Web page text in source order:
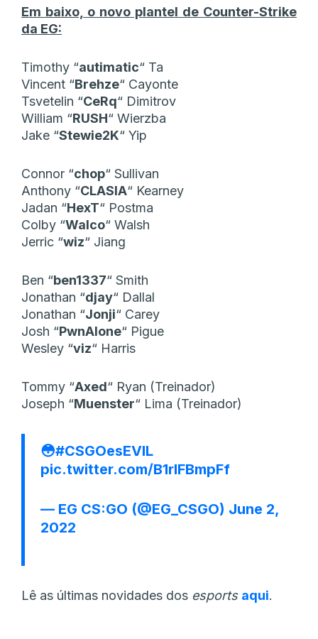
Em baixo, o novo plantel de Counter-Strike
da EG:
Timothy “⁠autimatic⁠“ Ta
Vincent “⁠Brehze⁠“ Cayonte
Tsvetelin “⁠CeRq⁠“ Dimitrov
William “⁠RUSH⁠“ Wierzba
Jake “⁠Stewie2K⁠“ Yip
Connor “⁠chop⁠“ Sullivan
Anthony “⁠CLASIA⁠“ Kearney
Jadan “⁠HexT⁠“ Postma
Colby “⁠Walco⁠“ Walsh
Jerric “⁠wiz⁠“ Jiang
Ben “⁠ben1337⁠“ Smith
Jonathan “⁠djay⁠“ Dallal
Jonathan “⁠Jonji⁠“ Carey
Josh “⁠PwnAlone⁠“ Pigue
Wesley “⁠viz⁠“ Harris
Tommy “⁠Axed⁠“ Ryan (Treinador)
Joseph “⁠Muenster⁠“ Lima (Treinador)
😳#CSGOesEVIL
pic.twitter.com/B1rlFBmpFf
— EG CS:GO (@EG_CSGO) June 2,
2022
Lê as últimas novidades dos esports aqui.